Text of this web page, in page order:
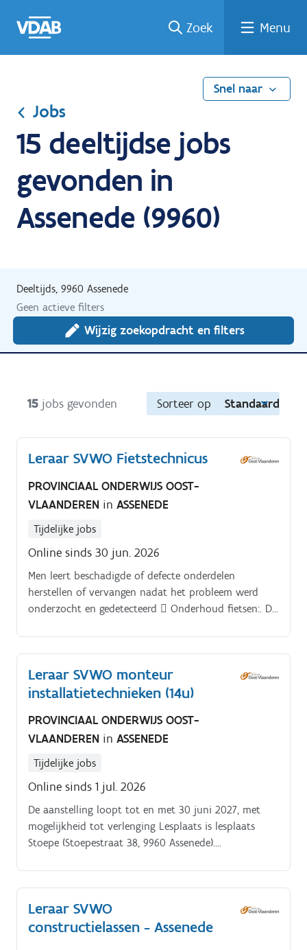
naar
een
een
job
naar
Zoek Menu
Snel naar
Jobs
15 deeltijdse jobs
gevonden in
Assenede (9960)
Deeltijds, 9960 Assenede
Geen actieve filters
Wijzig zoekopdracht en filters
15 jobs gevonden Sorteer op Standaard
Leraar SVWO Fietstechnicus
PROVINCIAAL ONDERWIJS OOST-
VLAANDEREN in ASSENEDE
Tijdelijke jobs
Online sinds 30 jun. 2026
Men leert beschadigde of defecte onderdelen
herstellen of vervangen nadat het probleem werd
onderzocht en gedetecteerd  Onderhoud fietsen:. De
aanhangwagentje,) volgens
constructeursvoorschriften volledig onderhouden 
Geavanceerde fietstechnologie:.
Leraar SVWO monteur
installatietechnieken (14u)
PROVINCIAAL ONDERWIJS OOST-
VLAANDEREN in ASSENEDE
Tijdelijke jobs
Online sinds 1 jul. 2026
De aanstelling loopt tot en met 30 juni 2027, met
mogelijkheid tot verlenging Lesplaats is lesplaats
Stoepe (Stoepestraat 38, 9960 Assenede).
Leraar SVWO
constructielassen - Assenede